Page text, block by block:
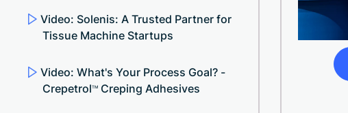
Video: Solenis: A Trusted Partner for
Tissue Machine Startups
Video: What's Your Process Goal? -
CrepetrolTM Creping Adhesives